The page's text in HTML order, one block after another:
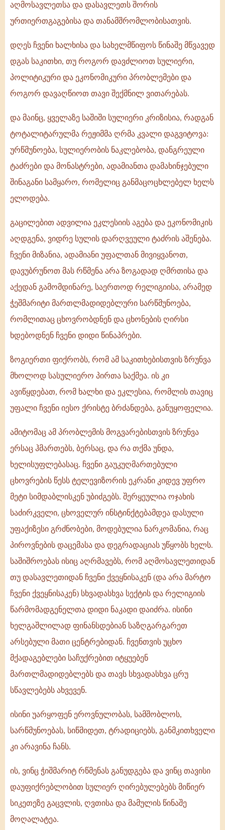
აღმოსავლეთსა და დასავლეთს შორის
ურთიერთგაგებისა და თანამშრომლობისათვის.
დღეს ჩვენი ხალხისა და სახელმწიფოს წინაშე მწვავედ
დგას საკითხი, თუ როგორ დავძლიოთ სულიერი,
პოლიტიკური და ეკონომიკური პრობლემები და
როგორ დავაღწიოთ თავი შექმნილ ვითარებას.
და მაინც, ყველაზე საშიში სულიერი კრიზისია, რადგან
ტოტალიტარულმა რეჟიმმა ღრმა კვალი დაგვიტოვა:
ურწმუნოება, სულიერობის ნაკლებობა, დანგრეული
ტაძრები და მონასტრები, ადამიანთა დამახინჯებული
შინაგანი სამყარო, რომელიც განმაცოცხლებელ ხელს
ელოდება.
გაცილებით ადვილია ეკლესიის აგება და ეკონომიკის
აღდგენა, ვიდრე სულის დარღვეული ტაძრის აშენება.
ჩვენი მიზანია, ადამიანი უფალთან მივიყვანოთ,
დავუბრუნოთ მას რწმენა არა ზოგადად ღმრთისა და
აქედან გამომდინარე, საერთოდ რელიგიისა, არამედ
ჭეშმარიტი მართლმადიდებლური სარწმუნოება,
რომლითაც ცხოვრობდნენ და ცხონების ღირსი
ხდებოდნენ ჩვენი დიდი წინაპრები.
ზოგიერთი ფიქრობს, რომ ამ საკითხებისთვის ზრუნვა
მხოლოდ სასულიერო პირთა საქმეა. ის კი
ავიწყდებათ, რომ ხალხი და ეკლესია, რომლის თავიც
უფალი ჩვენი იესო ქრისტე ბრძანდება, განუყოფელია.
ამიტომაც ამ პრობლემის მოგვარებისთვის ზრუნვა
ერსაც ჰმართებს, ბერსაც, და რა თქმა უნდა,
ხელისუფლებასაც. ჩვენი გაუკუღმართებული
ცხოვრების წესს ტელევიზორის ეკრანი კიდევ უფრო
მეტი სიმდაბლისკენ უბიძგებს. შერყეულია ოჯახის
საძირკველი, ცხოველურ ინსტინქტებამდეა დასული
უფაქიზესი გრძნობები, მოდებულია ნარკომანია, რაც
პიროვნების დაცემასა და დეგრადაციას უწყობს ხელს.
საშიშროებას ისიც აღრმავებს, რომ აღმოსავლეთიდან
თუ დასავლეთიდან ჩვენი ქვეყნისაკენ (და არა მარტო
ჩვენი ქვეყნისაკენ) სხვადასხვა სექტის და რელიგიის
წარმომადგენელთა დიდი ნაკადი დაიძრა. ისინი
ხელგაშლილად ფინანსდებიან საზღგარგარეთ
არსებული მათი ცენტრებიდან. ჩვენთვის უცხო
მქადაგებლები საჩუქრებით იტყუებენ
მართლმადიდებლებს და თავს სხვადასხვა ცრუ
სწავლებებს ახვევენ.
ისინი უარყოფენ ეროვნულობას, სამშობლოს,
სარწმუნოებას, სიწმიდეთ, ტრადიციებს, განმკითხველი
კი არავინა ჩანს.
ის, ვინც ჭიშმარიტ რწმენას განუდგება და ვინც თავისი
დაუფიქრებლობით სულიერ ღირებულებებს მიწიერ
სიკეთეზე გაცვლის, ღვთისა და მამულის წინაშე
მოღალატეა.